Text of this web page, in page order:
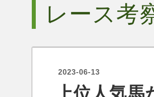
レース考
2023-06-13
上位人気馬